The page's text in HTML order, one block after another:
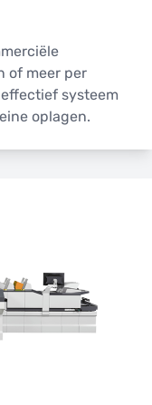
of meer per
systeem
oplagen.